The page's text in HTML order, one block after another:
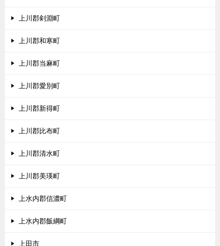
上川郡剣淵町
上川郡和寒町
上川郡当麻町
上川郡愛別町
上川郡新得町
上川郡比布町
上川郡清水町
上川郡美瑛町
上水内郡信濃町
上水内郡飯綱町
上田市